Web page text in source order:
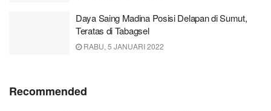
Daya Saing Madina Posisi Delapan di Sumut,
Teratas di Tabagsel
RABU, 5 JANUARI 2022
Recommended